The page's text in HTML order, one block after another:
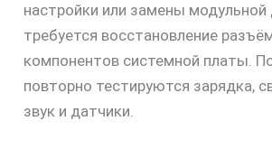
настройки или замены модульной
требуется восстановление
компонентов системной платы.
повторно тестируются зарядка,
звук и датчики.